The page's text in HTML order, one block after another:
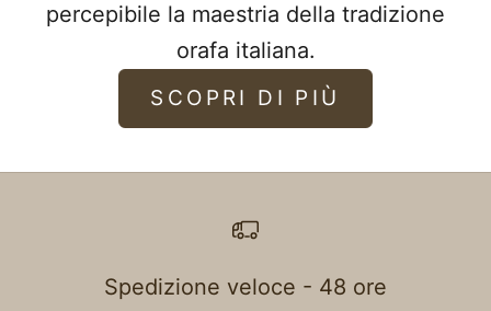
percepibile la maestria della tradizione
orafa italiana.
SCOPRI DI PIÙ
Spedizione veloce - 48 ore